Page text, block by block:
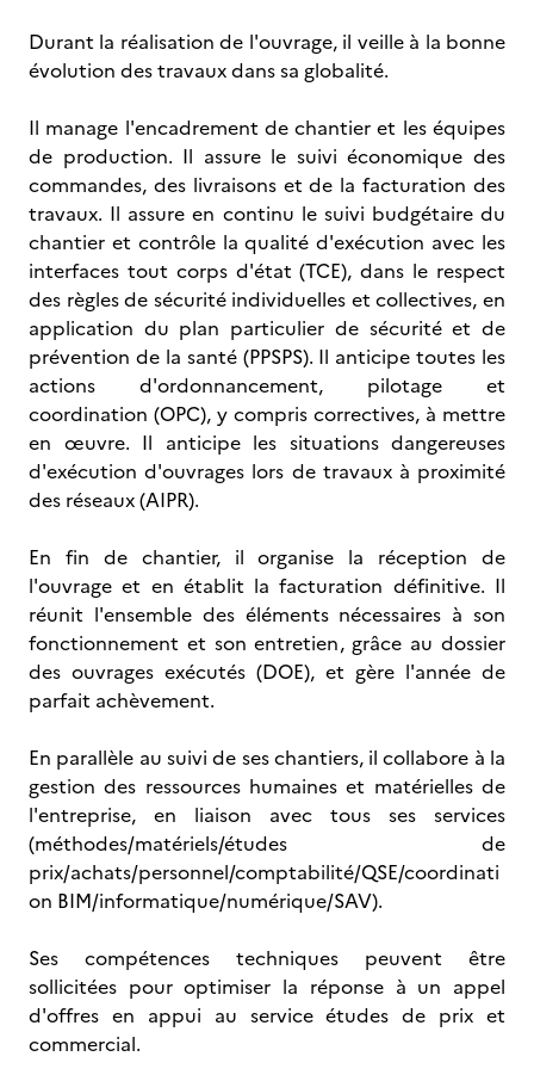
Durant la réalisation de l'ouvrage, il veille à la bonne
évolution des travaux dans sa globalité.
Il manage l'encadrement de chantier et les équipes
de production. Il assure le suivi économique des
commandes, des livraisons et de la facturation des
travaux. Il assure en continu le suivi budgétaire du
chantier et contrôle la qualité d'exécution avec les
interfaces tout corps d'état (TCE), dans le respect
des règles de sécurité individuelles et collectives, en
application du plan particulier de sécurité et de
prévention de la santé (PPSPS). Il anticipe toutes les
actions d'ordonnancement, pilotage et
coordination (OPC), y compris correctives, à mettre
en œuvre. Il anticipe les situations dangereuses
d'exécution d'ouvrages lors de travaux à proximité
des réseaux (AIPR).
En fin de chantier, il organise la réception de
l'ouvrage et en établit la facturation définitive. Il
réunit l'ensemble des éléments nécessaires à son
fonctionnement et son entretien, grâce au dossier
des ouvrages exécutés (DOE), et gère l'année de
parfait achèvement.
En parallèle au suivi de ses chantiers, il collabore à la
gestion des ressources humaines et matérielles de
l'entreprise, en liaison avec tous ses services
(méthodes/matériels/études de
prix/achats/personnel/comptabilité/QSE/coordinati
on BIM/informatique/numérique/SAV).
Ses compétences techniques peuvent être
sollicitées pour optimiser la réponse à un appel
d'offres en appui au service études de prix et
commercial.